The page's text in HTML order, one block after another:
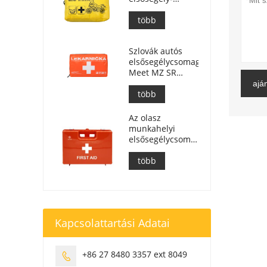
készlet
motorosok
számára
több
Szlovák autós
elsősegélycsomag,
Meet MZ SR
č.143/2009
több
Az olasz
munkahelyi
elsősegélycsomagok
megfelelnek a
DM 388 del
15/07/2003
több
Kapcsolattartási Adatai
 +86 27 8480 3357 ext 8049